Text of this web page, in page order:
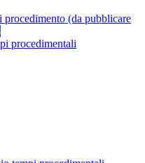
procedimento (da pubblicare
procedimentali